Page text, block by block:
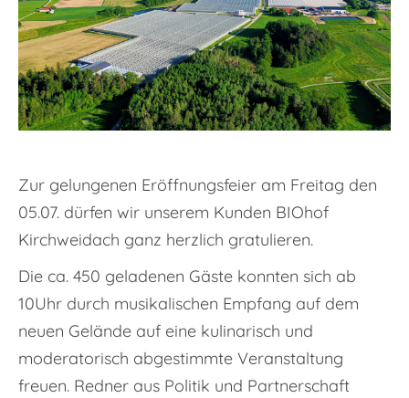
Zur gelungenen Eröffnungsfeier am Freitag den
05.07. dürfen wir unserem Kunden BIOhof
Kirchweidach ganz herzlich gratulieren.
Die ca. 450 geladenen Gäste konnten sich ab
10Uhr durch musikalischen Empfang auf dem
neuen Gelände auf eine kulinarisch und
moderatorisch abgestimmte Veranstaltung
freuen. Redner aus Politik und Partnerschaft